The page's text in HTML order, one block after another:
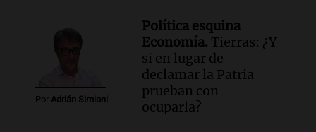
Por Adrián Simioni
Política esquina
Economía. Tierras: ¿Y
si en lugar de
declamar la Patria
prueban con
ocuparla?